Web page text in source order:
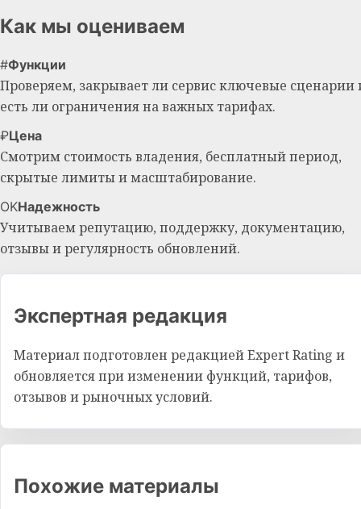
Как мы оцениваем
#Функции
Проверяем, закрывает ли сервис ключевые сценарии
есть ли ограничения на важных тарифах.
₽Цена
Смотрим стоимость владения, бесплатный период,
скрытые лимиты и масштабирование.
OKНадежность
Учитываем репутацию, поддержку, документацию,
отзывы и регулярность обновлений.
Экспертная редакция
Материал подготовлен редакцией Expert Rating и
обновляется при изменении функций, тарифов,
отзывов и рыночных условий.
Похожие материалы